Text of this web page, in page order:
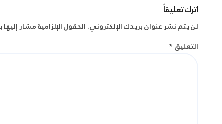
اترك تعليقاً
لن يتم نشر عنوان بريدك الإلكتروني.الحقول الإلزامية مشار إليها
التعليق*